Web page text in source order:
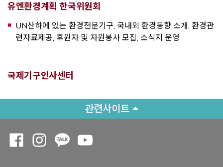
유엔환경계획 한국위원회
UN산하에 있는 환경전문기구, 국내외 환경동향 소개, 환경관
련자료제공, 후원자 및 자원봉사 모집, 소식지 운영
국제기구인사센터
관련사이트
Opens a new window
Opens a new window
Opens a new window